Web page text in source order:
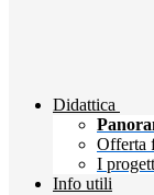
Didattica
Offerta
I
Info utili